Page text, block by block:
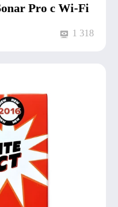
Pro с Wi-Fi
1 318